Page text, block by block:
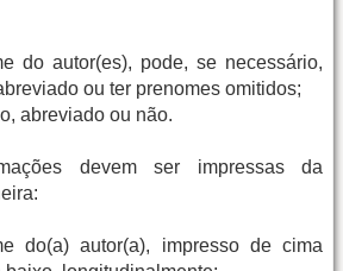
do autor(es), pode, se necessário,
ou ter prenomes omitidos;
abreviado ou não.
devem ser impressas da
do(a) autor(a), impresso de cima